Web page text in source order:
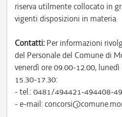
riserva utilmente collocato in
vigenti disposizioni in materia.
Contatti: Per informazioni
del Personale del Comune di
venerdì ore 09.00-12.00,
15.30-17.30:
- tel.: 0481/494421-494408-
- e-mail: